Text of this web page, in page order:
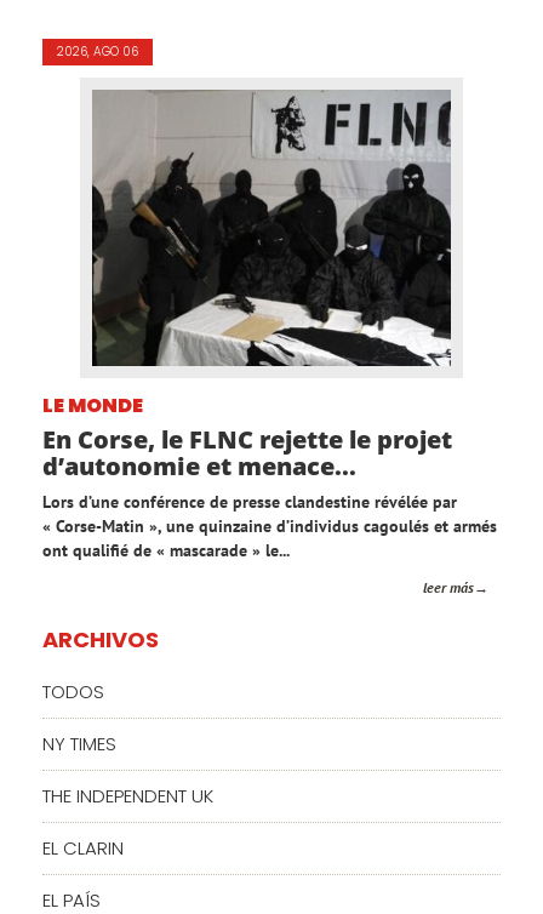
2026, AGO 06
LE MONDE
En Corse, le FLNC rejette le projet
d’autonomie et menace...
Lors d’une conférence de presse clandestine révélée par
« Corse-Matin », une quinzaine d’individus cagoulés et armés
ont qualifié de « mascarade » le...
leer más
ARCHIVOS
TODOS
NY TIMES
THE INDEPENDENT UK
EL CLARIN
EL PAÍS